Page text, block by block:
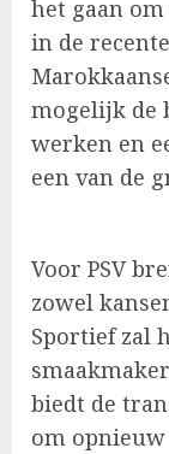
het gaan
in de
mogelijk de
werken en
een van de
Voor PSV
zowel
Sportief zal
biedt de
om